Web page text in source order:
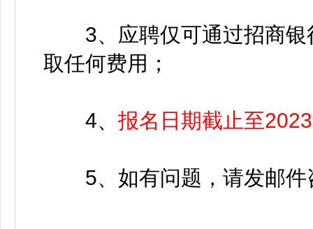
3、应聘仅可通过招商银
取任何费用；
4、 报名日期截止至
5、如有问题，请发邮件